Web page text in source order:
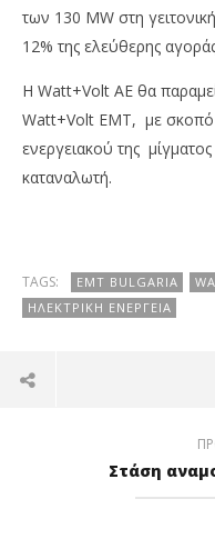
των 130 MW στη
12% της ελεύθερης
Η Watt+Volt ΑΕ θα
Watt+Volt EMT, με σκοπό
ενεργειακού της
καταναλωτή.
TAGS: EMT BULGARIA
ΗΛΕΚΤΡΙΚΉ ΕΝΈΡΓΕΙΑ
Στάση